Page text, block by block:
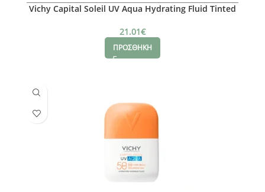
Vichy Capital Soleil UV Aqua Hydrating Fluid Tinted
21.01€
ΠΡΟΣΘΗΚΗ